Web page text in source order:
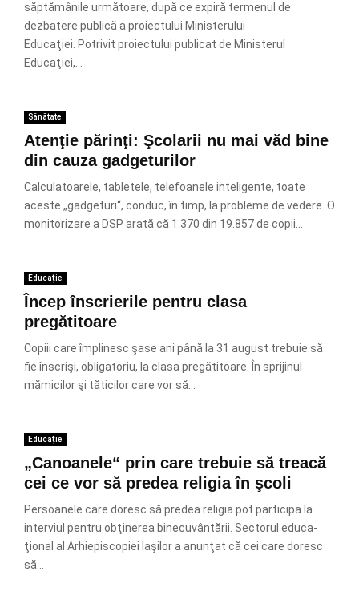
săptămânile următoare, după ce expiră termenul de
dezbatere publică a proiectului Ministerului
Educaţiei. Potrivit proiectului publicat de Ministerul
Educaţiei,...
Sănătate
Atenţie părinţi: Şcolarii nu mai văd bine
din cauza gadgeturilor
Calculatoarele, tabletele, telefoanele inteligente, toate
aceste „gadgeturi“, conduc, în timp, la probleme de vedere. O
monitorizare a DSP arată că 1.370 din 19.857 de copii...
Educație
Încep înscrierile pentru clasa
pregătitoare
Copiii care împlinesc şase ani până la 31 august trebuie să
fie înscrişi, obligatoriu, la clasa pregătitoare. În sprijinul
mămicilor şi tăticilor care vor să...
Educație
„Canoanele“ prin care trebuie să treacă
cei ce vor să predea religia în şcoli
Persoanele care doresc să predea religia pot participa la
interviul pentru ob­ţinerea binecuvântării. Sectorul educa­
ţional al Arhiepiscopiei Iaşilor a anunţat că cei care doresc
să...